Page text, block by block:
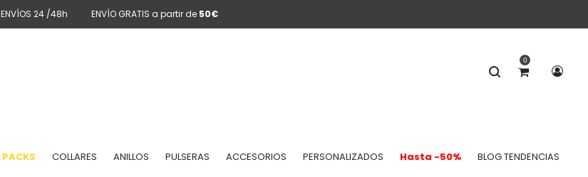
ENVÍOS 24 /48h ENVÍO GRATIS a partir de 50€
0
PACKS COLLARES ANILLOS PULSERAS ACCESORIOS PERSONALIZADOS Hasta -50% BLOG TENDENCIAS